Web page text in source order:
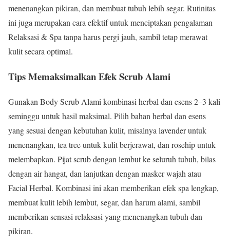
menenangkan pikiran, dan membuat tubuh lebih segar. Rutinitas
ini juga merupakan cara efektif untuk menciptakan pengalaman
Relaksasi & Spa tanpa harus pergi jauh, sambil tetap merawat
kulit secara optimal.
Tips Memaksimalkan Efek Scrub Alami
Gunakan Body Scrub Alami kombinasi herbal dan esens 2–3 kali
seminggu untuk hasil maksimal. Pilih bahan herbal dan esens
yang sesuai dengan kebutuhan kulit, misalnya lavender untuk
menenangkan, tea tree untuk kulit berjerawat, dan rosehip untuk
melembapkan. Pijat scrub dengan lembut ke seluruh tubuh, bilas
dengan air hangat, dan lanjutkan dengan masker wajah atau
Facial Herbal. Kombinasi ini akan memberikan efek spa lengkap,
membuat kulit lebih lembut, segar, dan harum alami, sambil
memberikan sensasi relaksasi yang menenangkan tubuh dan
pikiran.